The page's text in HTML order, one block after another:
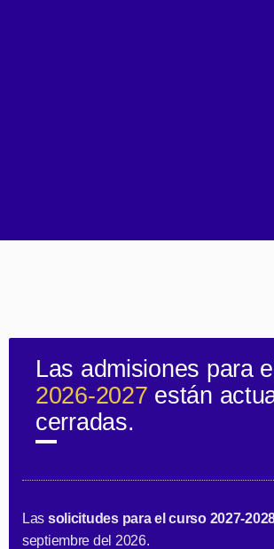
Las admisiones para el
2026-2027 están
cerradas.
Las solicitudes para el curso 2027-
septiembre del 2026.